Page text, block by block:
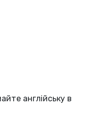
англійську в